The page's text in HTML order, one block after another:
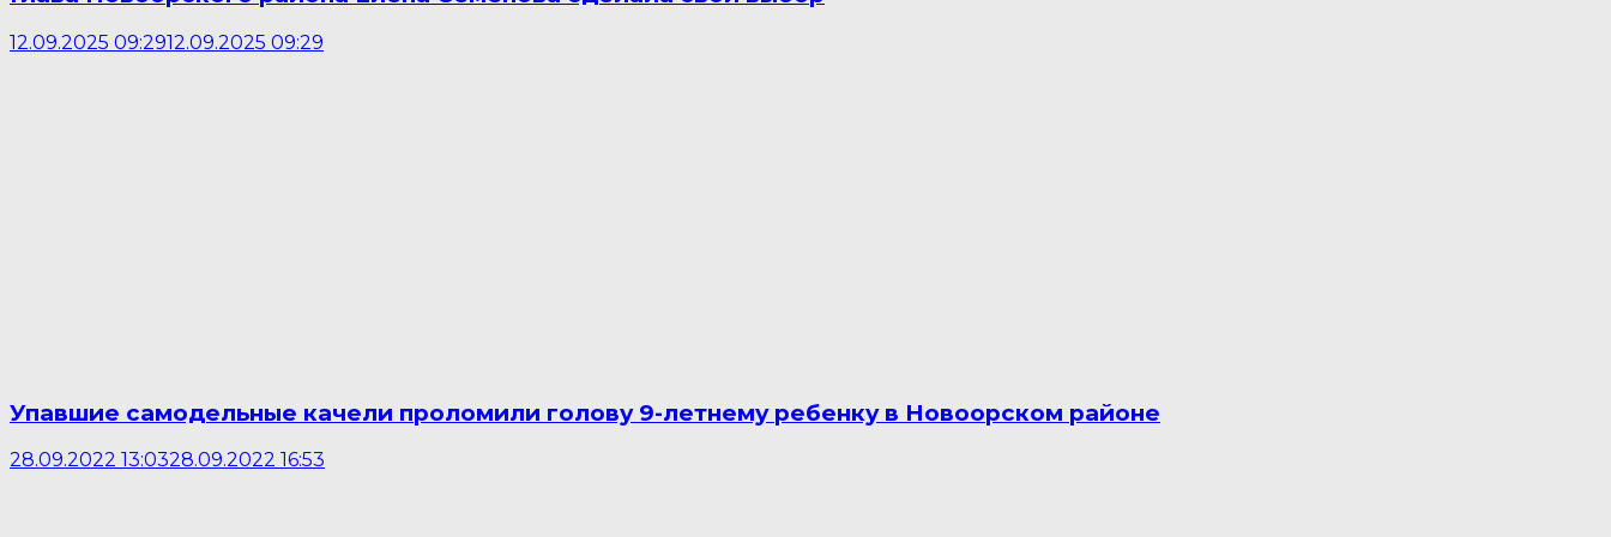
12.09.2025 09:2912.09.2025 09:29
Упавшие самодельные качели проломили голову 9-летнему ребенку в Новоорском районе
28.09.2022 13:0328.09.2022 16:53